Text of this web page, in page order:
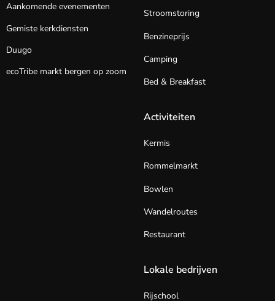
Aankomende evenementen
Gemiste kerkdiensten
Duugo
ecoTribe markt bergen op zoom
Stroomstoring
Benzineprijs
Camping
Bed & Breakfast
Activiteiten
Kermis
Rommelmarkt
Bowlen
Wandelroutes
Restaurant
Lokale bedrijven
Rijschool